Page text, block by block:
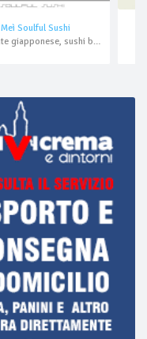
Meì Soulful Sushi
ristorante giapponese, sushi bar, aperitivo, cocktail bar, asporto, domicilio